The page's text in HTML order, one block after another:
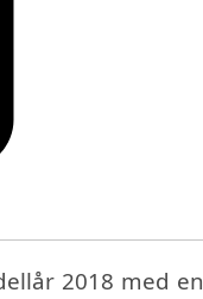
2018 med en